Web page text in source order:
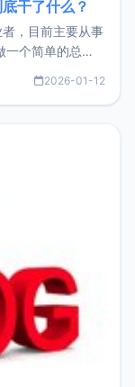
干了什么？
，目前主要从事
一个简单的总
突破，但求保
2026-01-12